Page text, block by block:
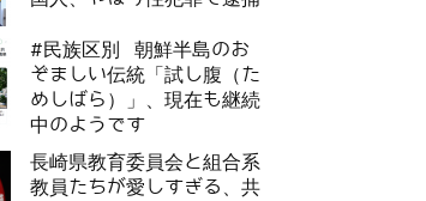
#民族区別 朝鮮半島のお
ぞましい伝統「試し腹（た
めしばら）」、現在も継続
中のようです
長崎県教育委員会と組合系
教員たちが愛しすぎる、共